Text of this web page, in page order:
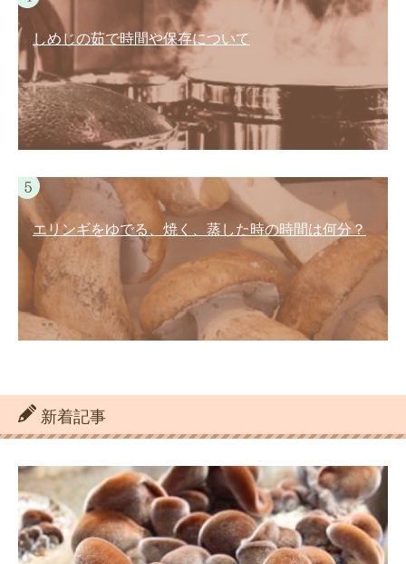
しめじの茹で時間や保存について
エリンギをゆでる、焼く、蒸した時の時間は何分？
新着記事